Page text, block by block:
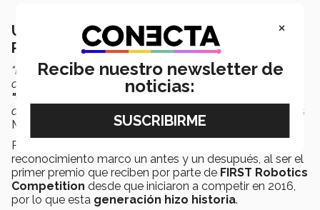
Un reconocimiento inolvidable para
PrepaTec Obregón
“El pasado 14 de mayo nos enteramos por medio de un
correo de
que habiamos sido ganadores del
"Creativy Award"
de manera virtual para felicitarlos”
expresó el coach Luis
Moran.
Para
reconocimiento marco un antes y un desupués, al ser el
primer premio que reciben por parte de FIRST Robotics
Competition desde que iniciaron a competir en 2016,
por lo que esta generación hizo historia.
×
Recibe nuestro newsletter de
noticias: